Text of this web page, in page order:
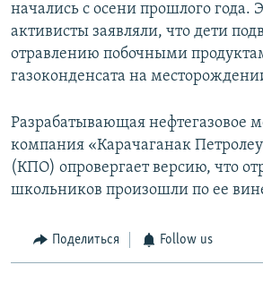
начались с осени прошлого года.
активисты заявляли, что дети
отравлению побочными
газоконденсата на
Разрабатывающая нефтегазовое
компания «Карачаганак
(КПО) опровергает версию, что
школьников произошли по ее
Поделиться Follow us